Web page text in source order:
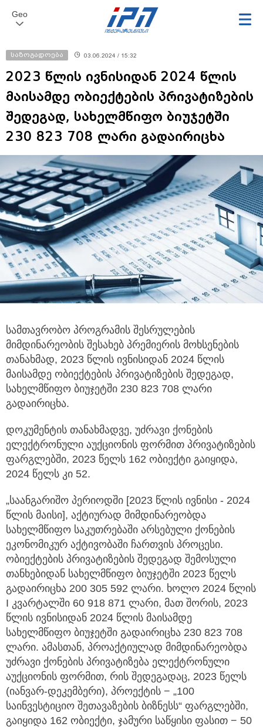
Geo
საზოგადოება 03.06.2024 / 15:32
2023 წლის ივნისიდან 2024 წლის
მაისამდე ობიექტების პრივატიზების
შედეგად, სახელმწიფო ბიუჯეტში
230 823 708 ლარი გადაირიცხა
სამთავრობო პროგრამის შესრულების
მიმდინარეობის შესახებ პრემიერის მოხსენების
თანახმად, 2023 წლის ივნისიდან 2024 წლის
მაისამდე ობიექტების პრივატიზების შედეგად,
სახელმწიფო ბიუჯეტში 230 823 708 ლარი
გადაირიცხა.
დოკუმენტის თანახმადვე, უძრავი ქონების
ელექტრონული აუქციონის ფორმით პრივატიზების
ფარგლებში, 2023 წელს 162 ობიექტი გაიყიდა,
2024 წელს კი 52.
„საანგარიშო პერიოდში [2023 წლის ივნისი - 2024
წლის მაისი], აქტიურად მიმდინარეობდა
სახელმწიფო საკუთრებაში არსებული ქონების
ეკონომიკურ აქტივობაში ჩართვის პროცესი.
ობიექტების პრივატიზების შედეგად შემოსული
თანხებიდან სახელმწიფო ბიუჯეტში 2023 წელს
გადაირიცხა 200 305 592 ლარი. ხოლო 2024 წლის
I კვარტალში 60 918 871 ლარი, მათ შორის, 2023
წლის ივნისიდან 2024 წლის მაისამდე
სახელმწიფო ბიუჯეტში გადაირიცხა 230 823 708
ლარი. ამასთან, პროაქტიულად მიმდინარეობდა
უძრავი ქონების პრივატიზება ელექტრონული
აუქციონის ფორმით, რის შედეგადაც, 2023 წელს
(იანვარ-დეკემბერი), პროექტის − „100
საინვესტიციო შეთავაზების ბიზნესს“ ფარგლებში,
გაიყიდა 162 ობიექტი, ჯამური საწყისი ფასით − 50